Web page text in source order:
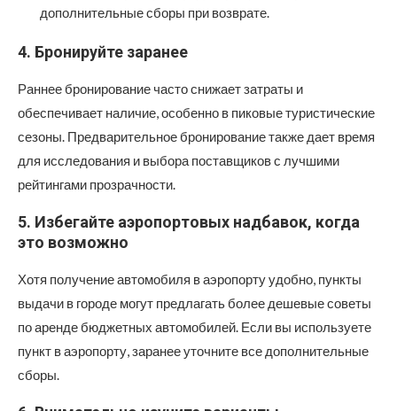
дополнительные сборы при возврате.
4. Бронируйте заранее
Раннее бронирование часто снижает затраты и
обеспечивает наличие, особенно в пиковые туристические
сезоны. Предварительное бронирование также дает время
для исследования и выбора поставщиков с лучшими
рейтингами прозрачности.
5. Избегайте аэропортовых надбавок, когда
это возможно
Хотя получение автомобиля в аэропорту удобно, пункты
выдачи в городе могут предлагать более дешевые советы
по аренде бюджетных автомобилей. Если вы используете
пункт в аэропорту, заранее уточните все дополнительные
сборы.